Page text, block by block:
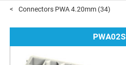
Connectors PWA 4.20mm (34)
PWA02S